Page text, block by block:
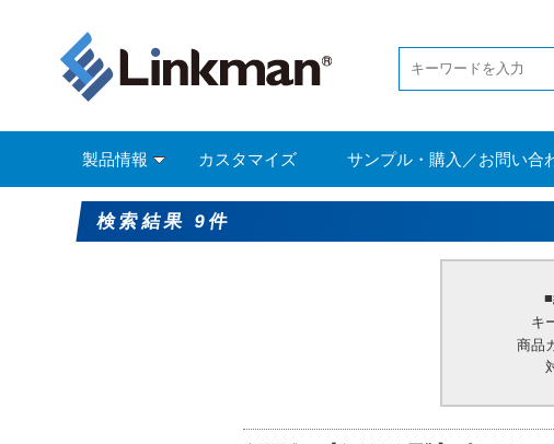
製品情報 カスタマイズ サンプル・購入／お問い合
検索結果 9件
キ
商品